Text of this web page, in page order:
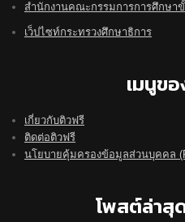
สำนักงานคณะกรรมการการศึกษา
เว็ปไซท์กระทรวงศึกษาธิการ
เมนูข
เกี่ยวกับติวฟรี
ติดต่อติวฟรี
นโยบายคุ้มครองข้อมูลส่วนบุคคล
โพสต์ล่าสุ